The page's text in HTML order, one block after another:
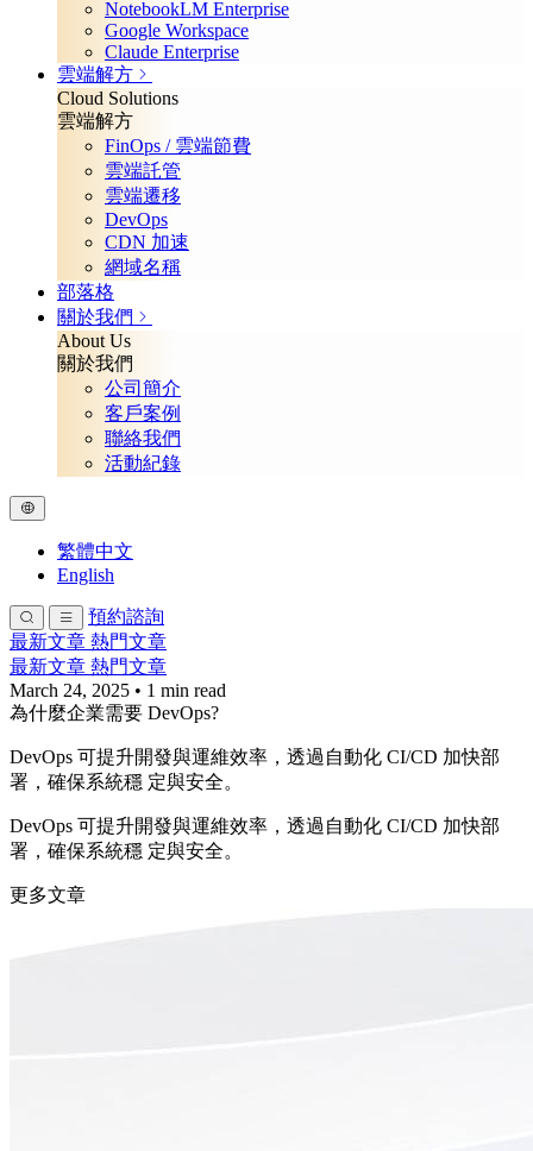
NotebookLM Enterprise
Google Workspace
Claude Enterprise
雲端解方
Cloud Solutions
雲端解方
FinOps / 雲端節費
雲端託管
雲端遷移
DevOps
CDN 加速
網域名稱
部落格
關於我們
About Us
關於我們
公司簡介
客戶案例
聯絡我們
活動紀錄
繁體中文
English
預約諮詢
最新文章 熱門文章
最新文章 熱門文章
March 24, 2025 • 1 min read
為什麼企業需要 DevOps?
DevOps 可提升開發與運維效率，透過自動化 CI/CD 加快部
署，確保系統穩 定與安全。
DevOps 可提升開發與運維效率，透過自動化 CI/CD 加快部
署，確保系統穩 定與安全。
更多文章